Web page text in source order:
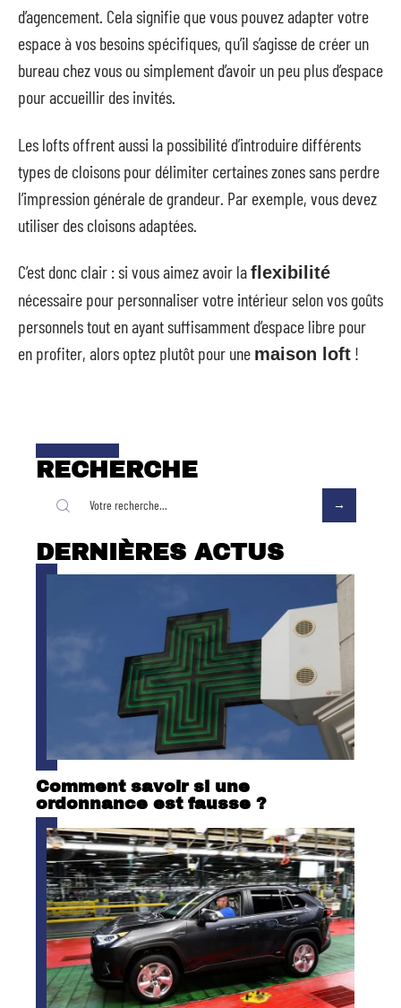
d’agencement. Cela signifie que vous pouvez adapter votre
espace à vos besoins spécifiques, qu’il s’agisse de créer un
bureau chez vous ou simplement d’avoir un peu plus d’espace
pour accueillir des invités.
Les lofts offrent aussi la possibilité d’introduire différents
types de cloisons pour délimiter certaines zones sans perdre
l’impression générale de grandeur. Par exemple, vous devez
utiliser des cloisons adaptées.
C’est donc clair : si vous aimez avoir laflexibilité
nécessaire pour personnaliser votre intérieur selon vos goûts
personnels tout en ayant suffisamment d’espace libre pour
en profiter, alors optez plutôt pour une maison loft !
RECHERCHE
DERNIÈRES ACTUS
Comment savoir si une
ordonnance est fausse ?